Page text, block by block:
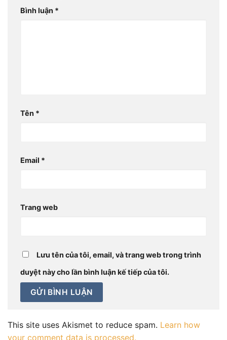
Bình luận *
Tên *
Email *
Trang web
Lưu tên của tôi, email, và trang web trong trình
duyệt này cho lần bình luận kế tiếp của tôi.
This site uses Akismet to reduce spam. Learn how
your comment data is processed.